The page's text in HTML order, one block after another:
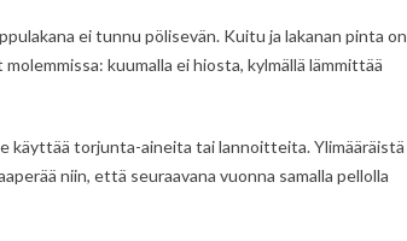
ei tunnu pölisevän. Kuitu ja lakanan pinta on
kuumalla ei hiosta, kylmällä lämmittää
käyttää torjunta-aineita tai lannoitteita. Ylimääräistä
niin, että seuraavana vuonna samalla pellolla